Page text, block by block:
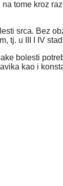
tome kroz
srca. Bez
tj. u III I IV
bolesti
kao i